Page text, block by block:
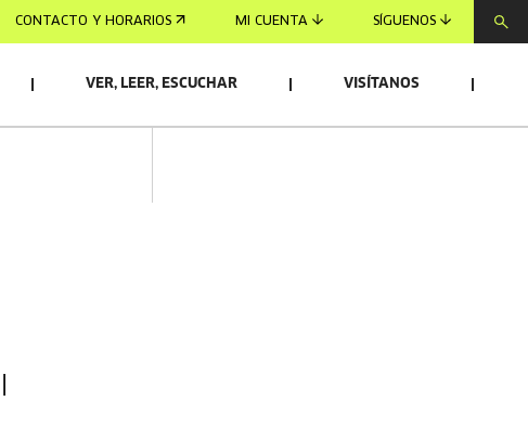
CONTACTO Y HORARIOS MI CUENTA SÍGUENOS
VER, LEER, ESCUCHAR VISÍTANOS